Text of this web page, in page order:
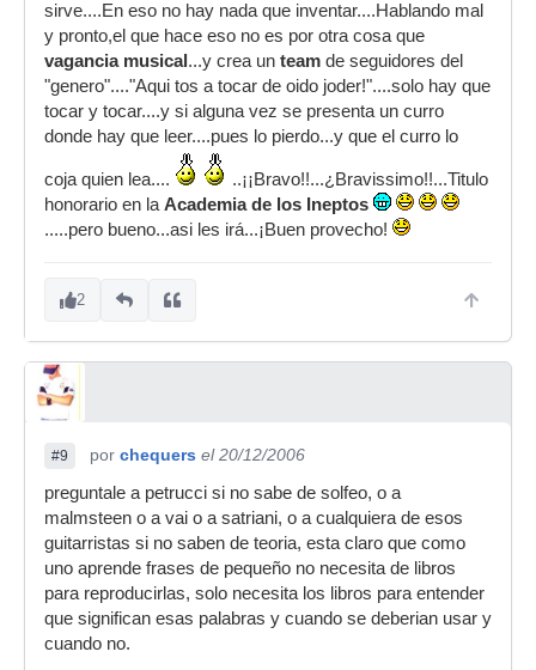
sirve....En eso no hay nada que inventar....Hablando mal
y pronto,el que hace eso no es por otra cosa que
vagancia musical ...y crea un team de seguidores del
"genero"...."Aqui tos a tocar de oido joder!"....solo hay que
tocar y tocar....y si alguna vez se presenta un curro
donde hay que leer....pues lo pierdo...y que el curro lo
coja quien lea....
..¡¡Bravo!!...¿Bravissimo!!...Titulo
honorario en la Academia de los Ineptos
.....pero bueno...asi les irá...¡Buen provecho!
2
#9 por chequers el 20/12/2006
preguntale a petrucci si no sabe de solfeo, o a
malmsteen o a vai o a satriani, o a cualquiera de esos
guitarristas si no saben de teoria, esta claro que como
uno aprende frases de pequeño no necesita de libros
para reproducirlas, solo necesita los libros para entender
que significan esas palabras y cuando se deberian usar y
cuando no.